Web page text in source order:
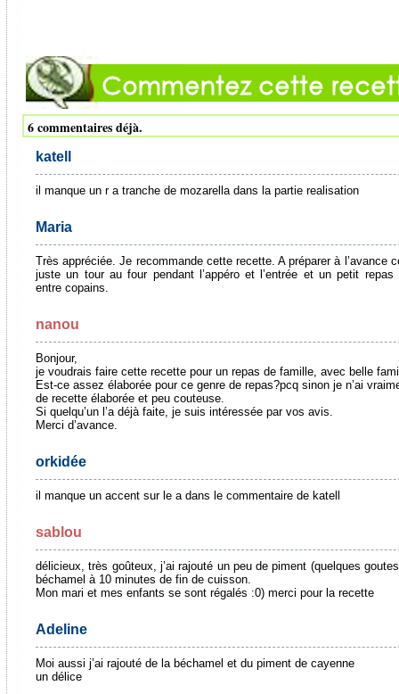
6 commentaires déjà.
katell
il manque un r a tranche de mozarella dans la partie realisation
Maria
Très appréciée. Je recommande cette recette. A préparer à l’avance
juste un tour au four pendant l’appéro et l’entrée et un petit repas
entre copains.
nanou
Bonjour,
je voudrais faire cette recette pour un repas de famille, avec belle
Est-ce assez élaborée pour ce genre de repas?pcq sinon je n’ai
de recette élaborée et peu couteuse.
Si quelqu’un l’a déjà faite, je suis intéressée par vos avis.
Merci d’avance.
orkidée
il manque un accent sur le a dans le commentaire de katell
sablou
délicieux, très goûteux, j’ai rajouté un peu de piment (quelques
béchamel à 10 minutes de fin de cuisson.
Mon mari et mes enfants se sont régalés :0) merci pour la recette
Adeline
Moi aussi j’ai rajouté de la béchamel et du piment de cayenne
un délice